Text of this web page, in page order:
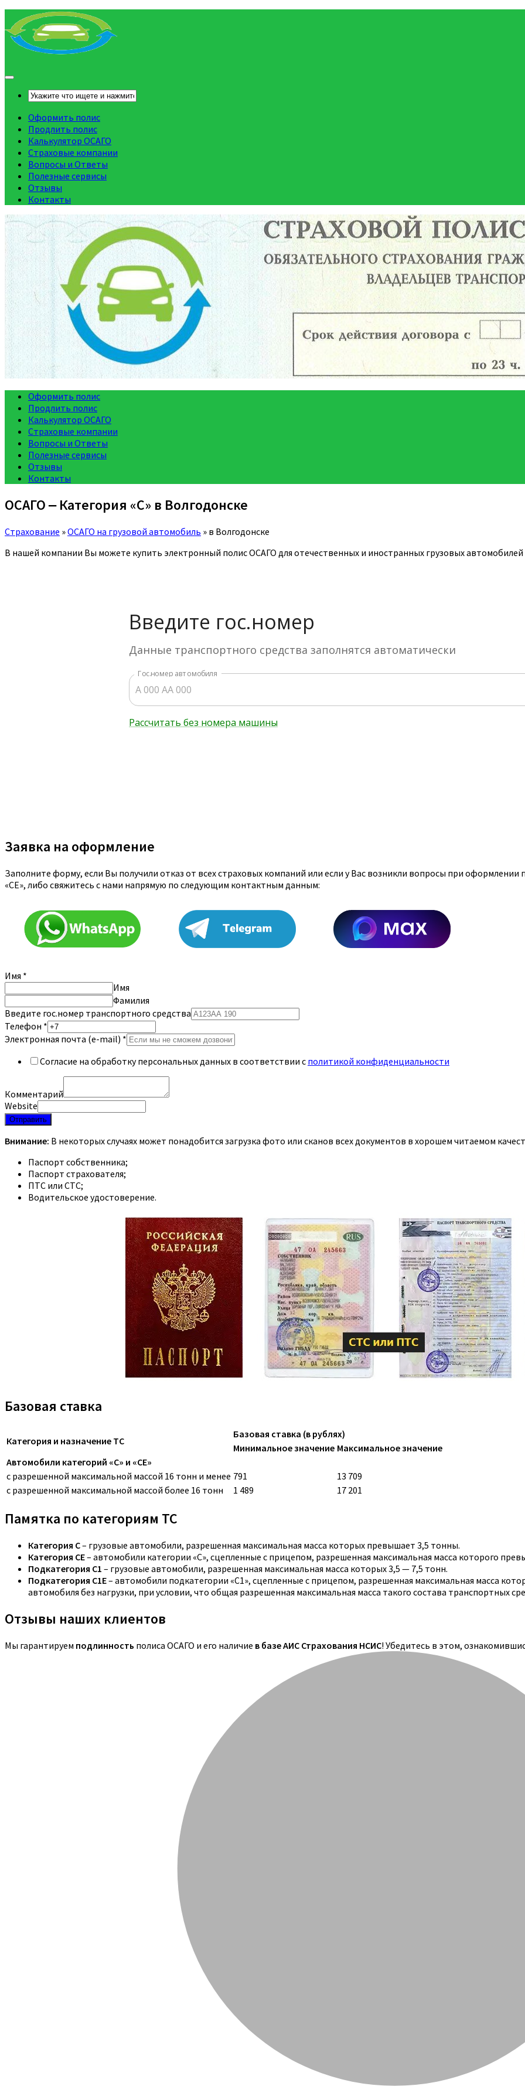
Оформить полис
Продлить полис
Калькулятор ОСАГО
Страховые компании
Вопросы и Ответы
Полезные сервисы
Отзывы
Контакты
Оформить полис
Продлить полис
Калькулятор ОСАГО
Страховые компании
Вопросы и Ответы
Полезные сервисы
Отзывы
Контакты
ОСАГО ‒ Категория «C» в Волгодонске
Страхование »ОСАГО на грузовой автомобиль » в Волгодонске
В нашей компании Вы можете купить электронный полис ОСАГО для отечественных и иностранных грузовых автомобилей
Заявка на оформление
Заполните форму, если Вы получили отказ от всех страховых компаний или если у Вас возникли вопросы при оформлении
«CE», либо свяжитесь с нами напрямую по следующим контактным данным:
Имя *
Имя
Фамилия
Введите гос.номер транспортного средства
Телефон *
Электронная почта (e-mail) *
Согласие на обработку персональных данных в соответствии с политикой конфиденциальности
Комментарий
Website
Отправить
Внимание: В некоторых случаях может понадобится загрузка фото или сканов всех документов в хорошем читаемом
Паспорт собственника;
Паспорт страхователя;
ПТС или СТС;
Водительское удостоверение.
Базовая ставка
Категория и назначение ТС
Базовая ставка (в рублях)
Минимальное значение Максимальное значение
Автомобили категорий «C» и «CE»
с разрешенной максимальной массой 16 тонн и менее 791
13 709
с разрешенной максимальной массой более 16 тонн
1 489 17 201
Памятка по категориям ТС
Категория C– грузовые автомобили, разрешенная максимальная масса которых превышает 3,5 тонны.
Категория CE– автомобили категории «С», сцепленные с прицепом, разрешенная максимальная масса которого
Подкатегория C1 – грузовые автомобили, разрешенная максимальная масса которых 3,5 — 7,5 тонн.
Подкатегория C1E– автомобили подкатегории «С1», сцепленные с прицепом, разрешенная максимальная масса
автомобиля без нагрузки, при условии, что общая разрешенная максимальная масса такого состава транспортных
Отзывы наших клиентов
Мы гарантируем подлинность полиса ОСАГО и его наличие в базе АИС Страхования НСИС! Убедитесь в этом,